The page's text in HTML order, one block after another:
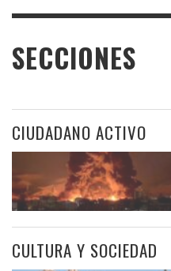
SECCIONES
CIUDADANO ACTIVO
CULTURA Y SOCIEDAD